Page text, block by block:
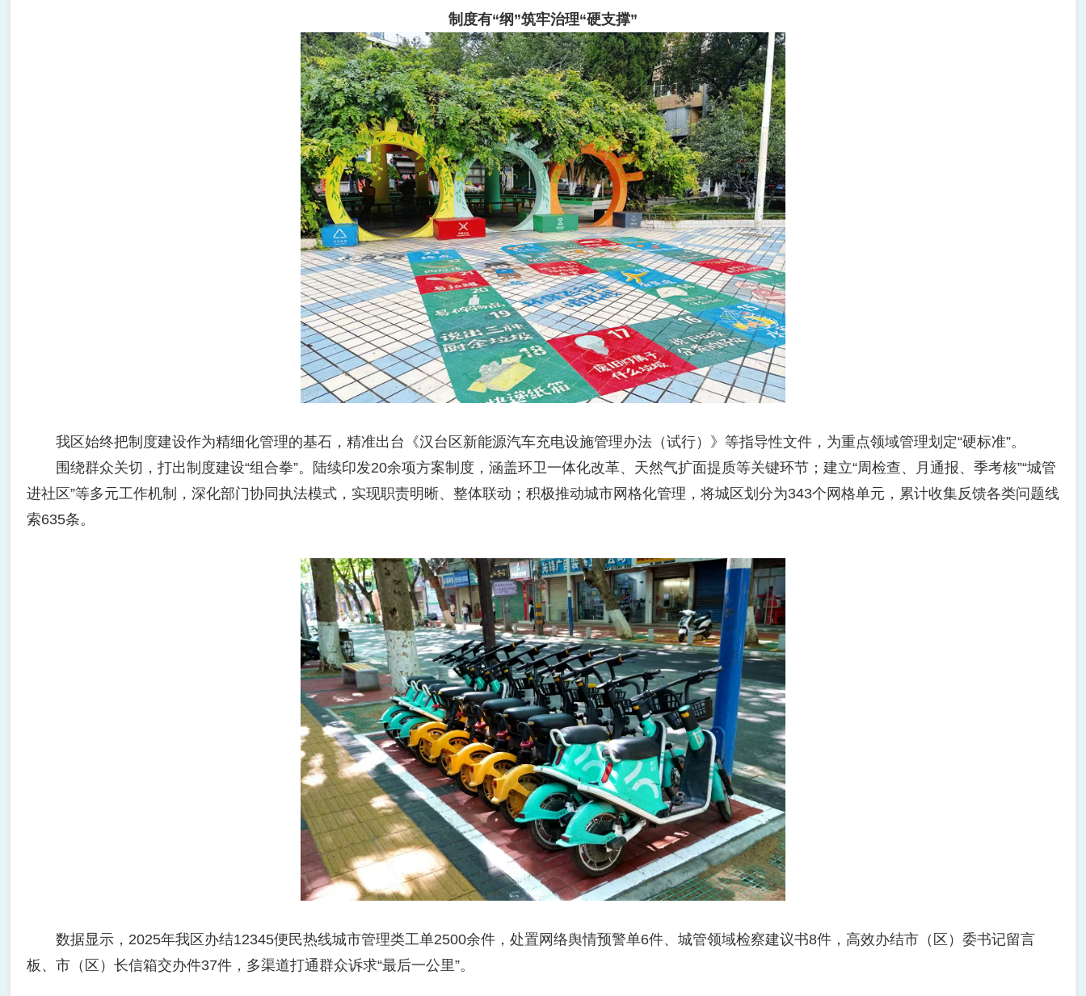
制度有“纲”筑牢治理“硬支撑”
我区始终把制度建设作为精细化管理的基石，精准出台《汉台区新能源汽车充电设施管理办法（试行）》等指导性文件，为重点领域管理划定“硬标准”。
围绕群众关切，打出制度建设“组合拳”。陆续印发20余项方案制度，涵盖环卫一体化改革、天然气扩面提质等关键环节；建立“周检查、月通报、季考核”“城管
进社区”等多元工作机制，深化部门协同执法模式，实现职责明晰、整体联动；积极推动城市网格化管理，将城区划分为343个网格单元，累计收集反馈各类问题线
索635条。
数据显示，2025年我区办结12345便民热线城市管理类工单2500余件，处置网络舆情预警单6件、城管领域检察建议书8件，高效办结市（区）委书记留言
板、市（区）长信箱交办件37件，多渠道打通群众诉求“最后一公里”。